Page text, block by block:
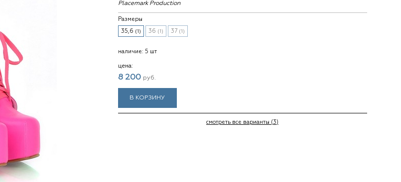
Placemark Production
Размеры
35,6 (1) 36 (1) 37 (1)
наличие: 5 шт
цена:
8 200 руб.
В КОРЗИНУ
смотреть все варианты (3)